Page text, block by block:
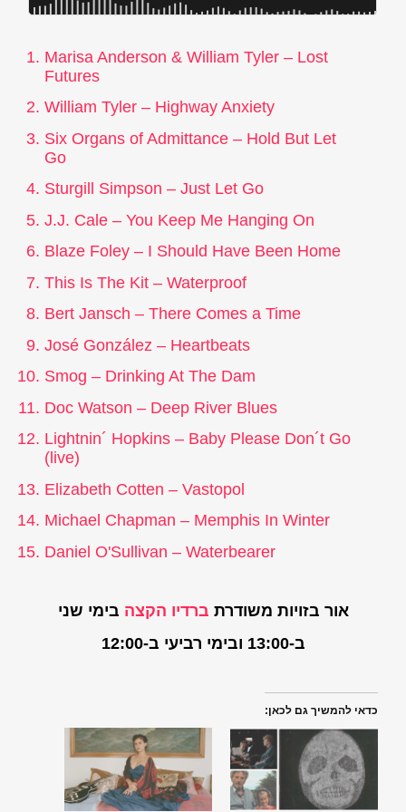
Marisa Anderson & William Tyler – Lost
Futures
William Tyler – Highway Anxiety
Six Organs of Admittance – Hold But Let
Go
Sturgill Simpson – Just Let Go
J.J. Cale – You Keep Me Hanging On
Blaze Foley – I Should Have Been Home
This Is The Kit – Waterproof
Bert Jansch – There Comes a Time
José González – Heartbeats
Smog – Drinking At The Dam
Doc Watson – Deep River Blues
Lightnin´ Hopkins – Baby Please Don´t Go
(live)
Elizabeth Cotten – Vastopol
Michael Chapman – Memphis In Winter
Daniel O'Sullivan – Waterbearer
אור בזויות משודרת ברדיו הקצה בימי שני
ב-13:00 ובימי רביעי ב-12:00
כדאי להמשיך גם לכאן: